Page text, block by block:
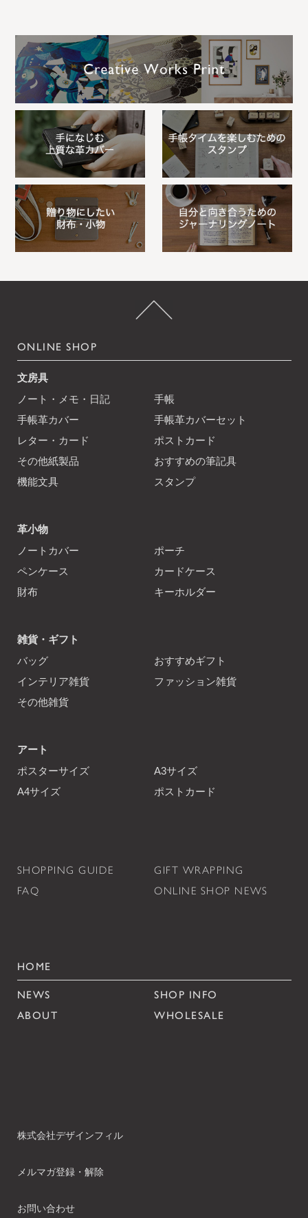
ONLINE SHOP
文房具
ノート・メモ・日記
手帳
手帳革カバー
手帳革カバーセット
レター・カード
ポストカード
その他紙製品
おすすめの筆記具
機能文具
スタンプ
革小物
ノートカバー
ポーチ
ペンケース
カードケース
財布
キーホルダー
雑貨・ギフト
バッグ
おすすめギフト
インテリア雑貨
ファッション雑貨
その他雑貨
アート
ポスターサイズ
A3サイズ
A4サイズ
ポストカード
SHOPPING GUIDE
GIFT WRAPPING
FAQ
ONLINE SHOP NEWS
HOME
NEWS
SHOP INFO
ABOUT
WHOLESALE
株式会社デザインフィル
メルマガ登録・解除
お問い合わせ